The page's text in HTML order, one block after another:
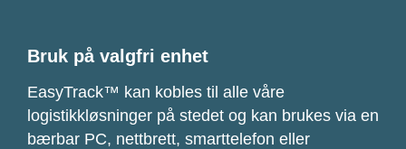
Bruk på valgfri enhet
EasyTrack™ kan kobles til alle våre
logistikkløsninger på stedet og kan brukes via en
bærbar PC, nettbrett, smarttelefon eller